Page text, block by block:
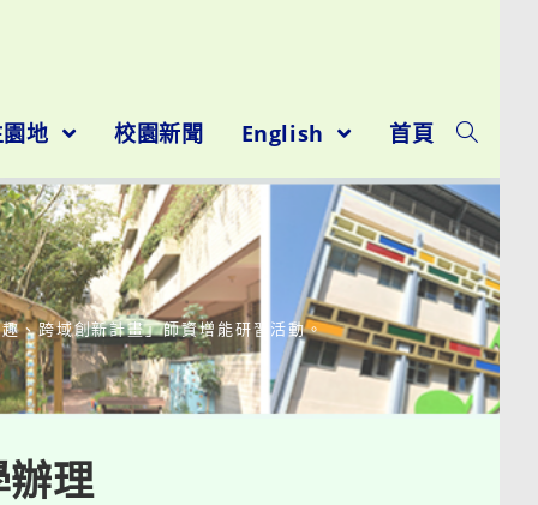
地 校園新聞 English 首頁
、跨域創新計畫」師資增能研習活動。
理